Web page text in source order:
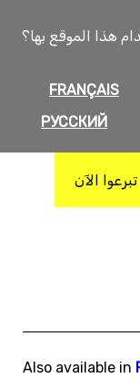
هذا الموقع بها؟
FRANÇAIS
РУССКИЙ
تبرعوا الآن
Also available in